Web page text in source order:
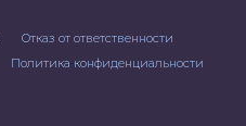
Отказ от ответственности
Политика конфиденциальности